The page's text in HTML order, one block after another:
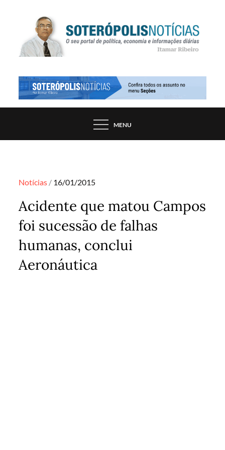
SOTERÓPOLIS NOTÍCIAS
PORTAL DE NOTÍCIAS DE SALVADOR E
MENU
Notícias Posted
16/01/2015
Acidente que matou Campos
foi sucessão de falhas
humanas, conclui
Aeronáutica